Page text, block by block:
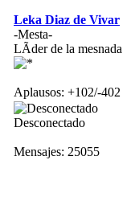
Leka Diaz de Vivar
-Mesta-
LÃ­der de la mesnada
Aplausos: +102/-402
Desconectado
Mensajes: 25055